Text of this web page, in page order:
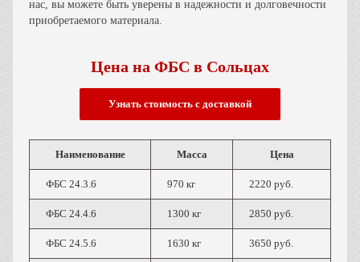
нас, вы можете быть уверены в надежности и долговечности
приобретаемого материала.
Цена на ФБС в Сольцах
Узнать cтоимость с доставкой
Наименование Масса Цена
ФБС 24.3.6 970 кг 2220 руб.
ФБС 24.4.6 1300 кг 2850 руб.
ФБС 24.5.6 1630 кг 3650 руб.